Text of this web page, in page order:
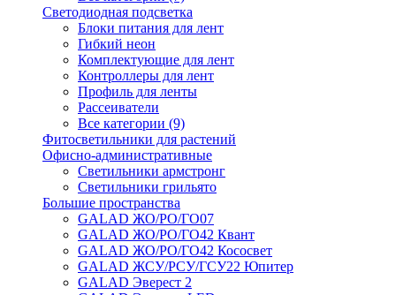
Светодиодная подсветка
Блоки питания для лент
Гибкий неон
Комплектующие для лент
Контроллеры для лент
Профиль для ленты
Рассеиватели
Все категории (9)
Фитосветильники для растений
Офисно-административные
Светильники армстронг
Светильники грильято
Большие пространства
GALAD ЖО/РО/ГО07
GALAD ЖО/РО/ГО42 Квант
GALAD ЖО/РО/ГО42 Кососвет
GALAD ЖСУ/РСУ/ГСУ22 Юпитер
GALAD Эверест 2